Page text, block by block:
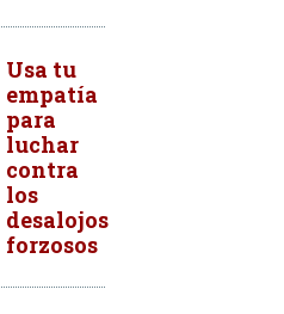
Usa tu
empatía
para
luchar
contra
los
desalojos
forzosos